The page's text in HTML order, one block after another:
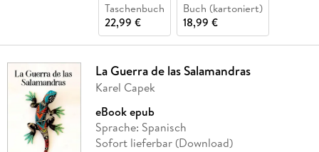
Taschenbuch
22,99 €
Buch (kartoniert)
18,99 €
La Guerra de las Salamandras
Karel Capek
eBook epub
Sprache: Spanisch
Sofort lieferbar (Download)